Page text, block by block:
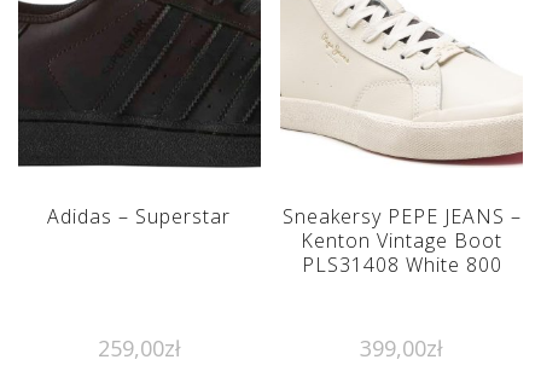
Adidas – Superstar
259,00zł
Sneakersy PEPE JEANS –
Kenton Vintage Boot
PLS31408 White 800
399,00zł